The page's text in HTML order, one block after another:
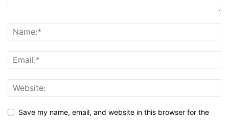
Save my name, email, and website in this browser for the